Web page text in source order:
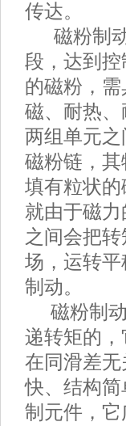
传达。
磁粉制动
段，达到
的磁粉，
磁、耐热
两组单元
磁粉链，
填有粒状
就由于磁
之间会把
场，运转
制动。
磁粉制动
递转矩的
在同滑差
快、结构
制元件，